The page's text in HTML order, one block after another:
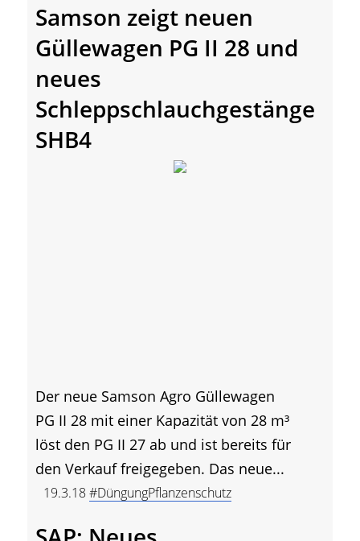
Samson zeigt neuen
Güllewagen PG II 28 und
neues
Schleppschlauchgestänge
SHB4
Der neue Samson Agro Güllewagen
PG II 28 mit einer Kapazität von 28 m³
löst den PG II 27 ab und ist bereits für
den Verkauf freigegeben. Das neue...
19.3.18#DüngungPflanzenschutz